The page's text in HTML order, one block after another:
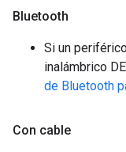
Bluetooth
Si un
inalámbrico
de Bluetooth
Con cable